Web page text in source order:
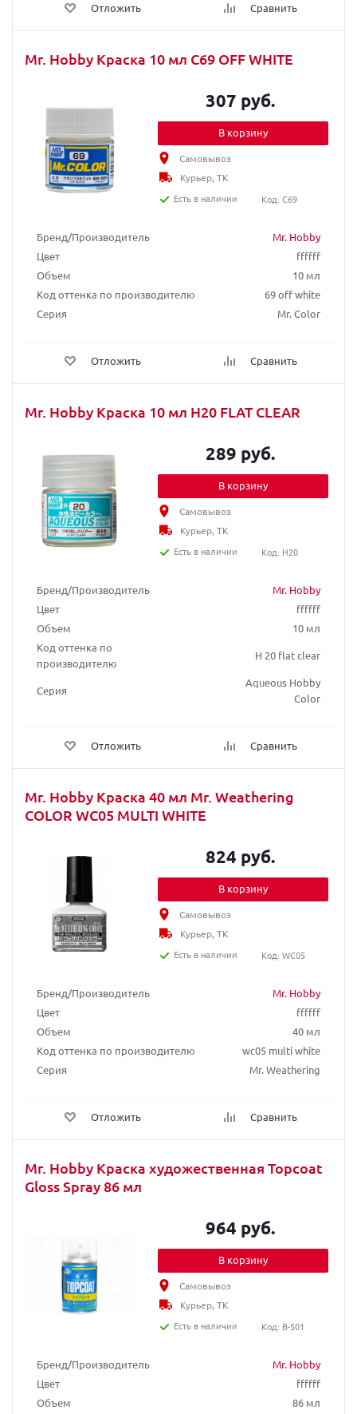
Отложить Сравнить
Mr. Hobby Краска 10 мл C69 OFF WHITE
Бренд/Производитель
Mr. Hobby
Цвет
ffffff
Объем
10 мл
Код оттенка по производителю
69 off white
Серия
Mr. Color
Отложить Сравнить
307 руб.
В корзину
Самовывоз
Курьер, ТК
Есть в наличии
Код: C69
Mr. Hobby Краска 10 мл H20 FLAT CLEAR
Бренд/Производитель
Mr. Hobby
Цвет
ffffff
Объем
10 мл
Код оттенка по
производителю
H 20 flat clear
Серия
Aqueous Hobby
Color
Отложить Сравнить
289 руб.
В корзину
Самовывоз
Курьер, ТК
Есть в наличии
Код: H20
Mr. Hobby Краска 40 мл Mr. Weathering
COLOR WC05 MULTI WHITE
Бренд/Производитель
Mr. Hobby
Цвет
ffffff
Объем
40 мл
Код оттенка по производителю
wc05 multi white
Серия
Mr. Weathering
Отложить Сравнить
824 руб.
В корзину
Самовывоз
Курьер, ТК
Есть в наличии
Код: WC05
Mr. Hobby Краска художественная Topcoat
Gloss Spray 86 мл
Бренд/Производитель
Mr. Hobby
Цвет
ffffff
Объем
86 мл
964 руб.
В корзину
Самовывоз
Курьер, ТК
Есть в наличии
Код: B-501